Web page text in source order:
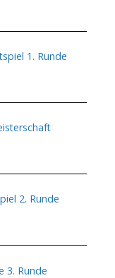
1. Runde
2. Runde
3. Runde